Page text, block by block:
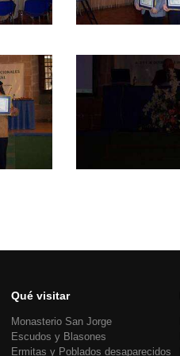
Qué visitar
Monasterio San Jorge
Escudos y Blasones
Ermitas y Poblados desaparecidos